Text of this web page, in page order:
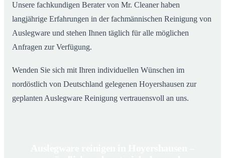
Unsere fachkundigen Berater von Mr. Cleaner haben
langjährige Erfahrungen in der fachmännischen Reinigung von
Auslegware und stehen Ihnen täglich für alle möglichen
Anfragen zur Verfügung.
Wenden Sie sich mit Ihren individuellen Wünschen im
nordöstlich von Deutschland gelegenen Hoyershausen zur
geplanten Auslegware Reinigung vertrauensvoll an uns.